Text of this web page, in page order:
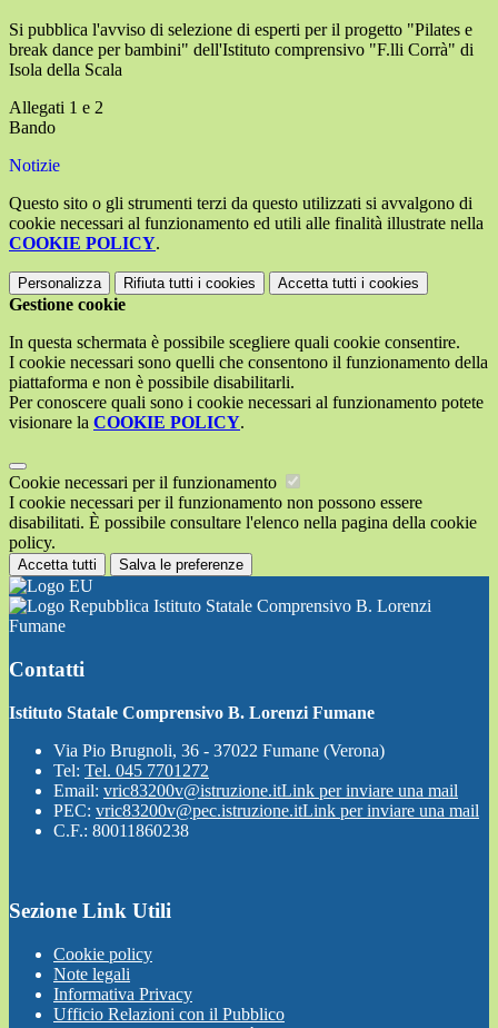
Si pubblica l'avviso di selezione di esperti per il progetto "Pilates e
break dance per bambini" dell'Istituto comprensivo "F.lli Corrà" di
Isola della Scala
Allegati 1 e 2
Bando
Notizie
Questo sito o gli strumenti terzi da questo utilizzati si avvalgono di
cookie necessari al funzionamento ed utili alle finalità illustrate nella
COOKIE POLICY.
Personalizza Rifiuta tutti i cookies Accetta tutti i cookies
Gestione cookie
In questa schermata è possibile scegliere quali cookie consentire.
I cookie necessari sono quelli che consentono il funzionamento della
piattaforma e non è possibile disabilitarli.
Per conoscere quali sono i cookie necessari al funzionamento potete
visionare la COOKIE POLICY.
Cookie necessari per il funzionamento
I cookie necessari per il funzionamento non possono essere
disabilitati. È possibile consultare l'elenco nella pagina della cookie
policy.
Accetta tutti Salva le preferenze
Istituto Statale Comprensivo B. Lorenzi
Fumane
Contatti
Istituto Statale Comprensivo B. Lorenzi Fumane
Via Pio Brugnoli, 36 - 37022 Fumane (Verona)
Tel: Tel. 045 7701272
Email: vric83200v@istruzione.itLink per inviare una mail
PEC: vric83200v@pec.istruzione.itLink per inviare una mail
C.F.: 80011860238
Sezione Link Utili
Cookie policy
Note legali
Informativa Privacy
Ufficio Relazioni con il Pubblico